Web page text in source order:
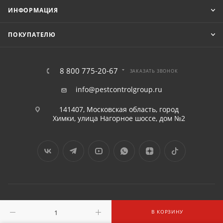
В КОРЗИНУ
ИНФОРМАЦИЯ
ПОКУПАТЕЛЮ
8 800 775-20-67 ЗАКАЗАТЬ ЗВОНОК
info@pestcontrolgroup.ru
141407, Московская область, город
Химки, улица Нагорное шоссе, дом №2
2016 - 2026 © «ПЕСТКОНТРОЛГРУПП» ООО